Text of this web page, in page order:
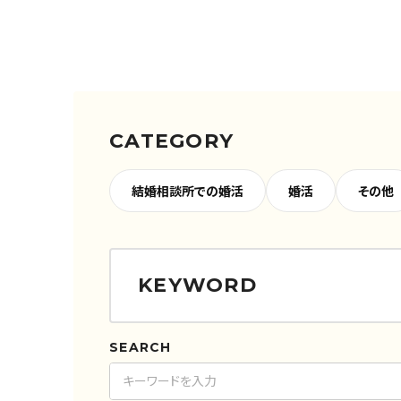
CATEGORY
結婚相談所での婚活 婚活 その他
KEYWORD
SEARCH